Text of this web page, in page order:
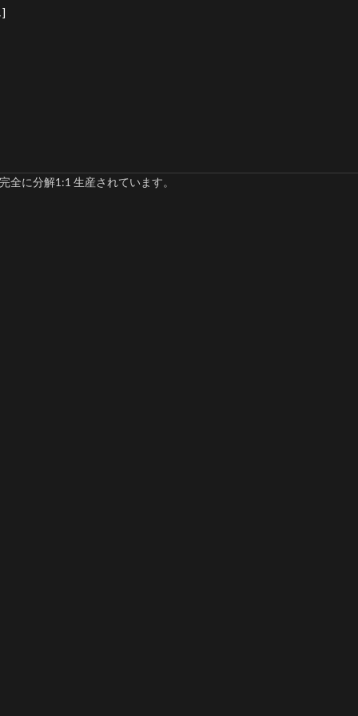
に分解1:1 生産されています。